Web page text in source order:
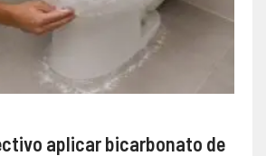
aplicar bicarbonato de